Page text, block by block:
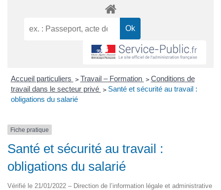
Accueil particuliers > Travail – Formation > Conditions de
travail dans le secteur privé > Santé et sécurité au travail :
obligations du salarié
Fiche pratique
Santé et sécurité au travail :
obligations du salarié
Vérifié le 21/01/2022 – Direction de l’information légale et administrative